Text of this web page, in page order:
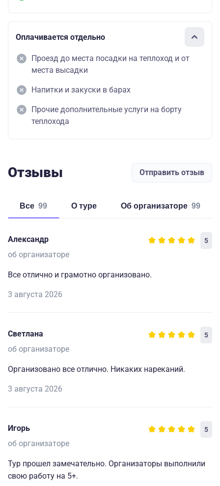
Оплачивается отдельно
Проезд до места посадки на теплоход и от
места высадки
Напитки и закуски в барах
Прочие дополнительные услуги на борту
теплохода
Отзывы Отправить отзыв
Все 99 о туре об организаторе 99
Александр 5
об организаторе
Все отлично и грамотно организовано.
3 августа 2026
Светлана 5
об организаторе
Организовано все отлично. Никаких нареканий.
3 августа 2026
Игорь 5
об организаторе
Тур прошел замечательно. Организаторы выполнили
свою работу на 5+.